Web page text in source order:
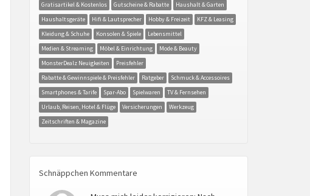
Gratisartikel & Kostenlos
Gutscheine & Rabatte
Haushalt & Garten
Haushaltsgeräte
Hifi & Lautsprecher Hobby & Freizeit
KFZ & Leasing
Kleidung & Schuhe
Konsolen & Spiele
Lebensmittel
Medien & Streaming
Möbel & Einrichtung
Mode & Beauty
MonsterDealz Neuigkeiten
Preisfehler
Rabatte & Gewinnspiele & Preisfehler
Ratgeber
Schmuck & Accessoires
Smartphones & Tarife
Spar-Abo Spielwaren
TV & Fernsehen
Urlaub, Reisen, Hotel & Flüge
Versicherungen
Werkzeug
Zeitschriften & Magazine
Schnäppchen Kommentare